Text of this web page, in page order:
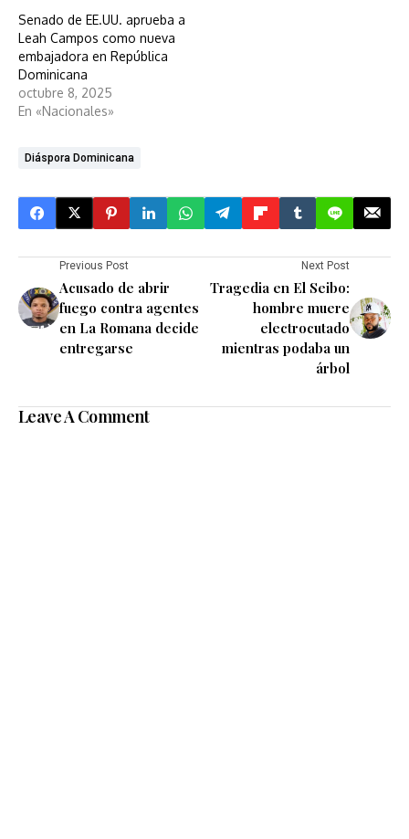
Senado de EE.UU. aprueba a
Leah Campos como nueva
embajadora en República
Dominicana
octubre 8, 2025
En «Nacionales»
Diáspora Dominicana
Previous Post
Acusado de abrir
fuego contra agentes
en La Romana decide
entregarse
Next Post
Tragedia en El Seibo:
hombre muere
electrocutado
mientras podaba un
árbol
Leave A Comment